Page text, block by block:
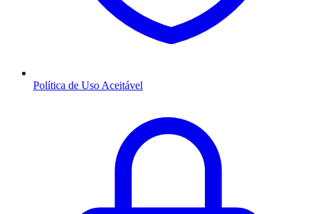
Política de Uso Aceitável